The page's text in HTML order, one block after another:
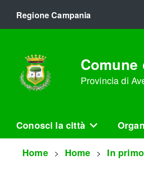
Regione Campania
Provincia di
Conosci la città
Home Home In